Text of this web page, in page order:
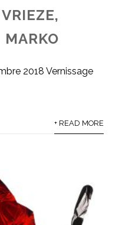
2018 Vernissage
+ READ MORE